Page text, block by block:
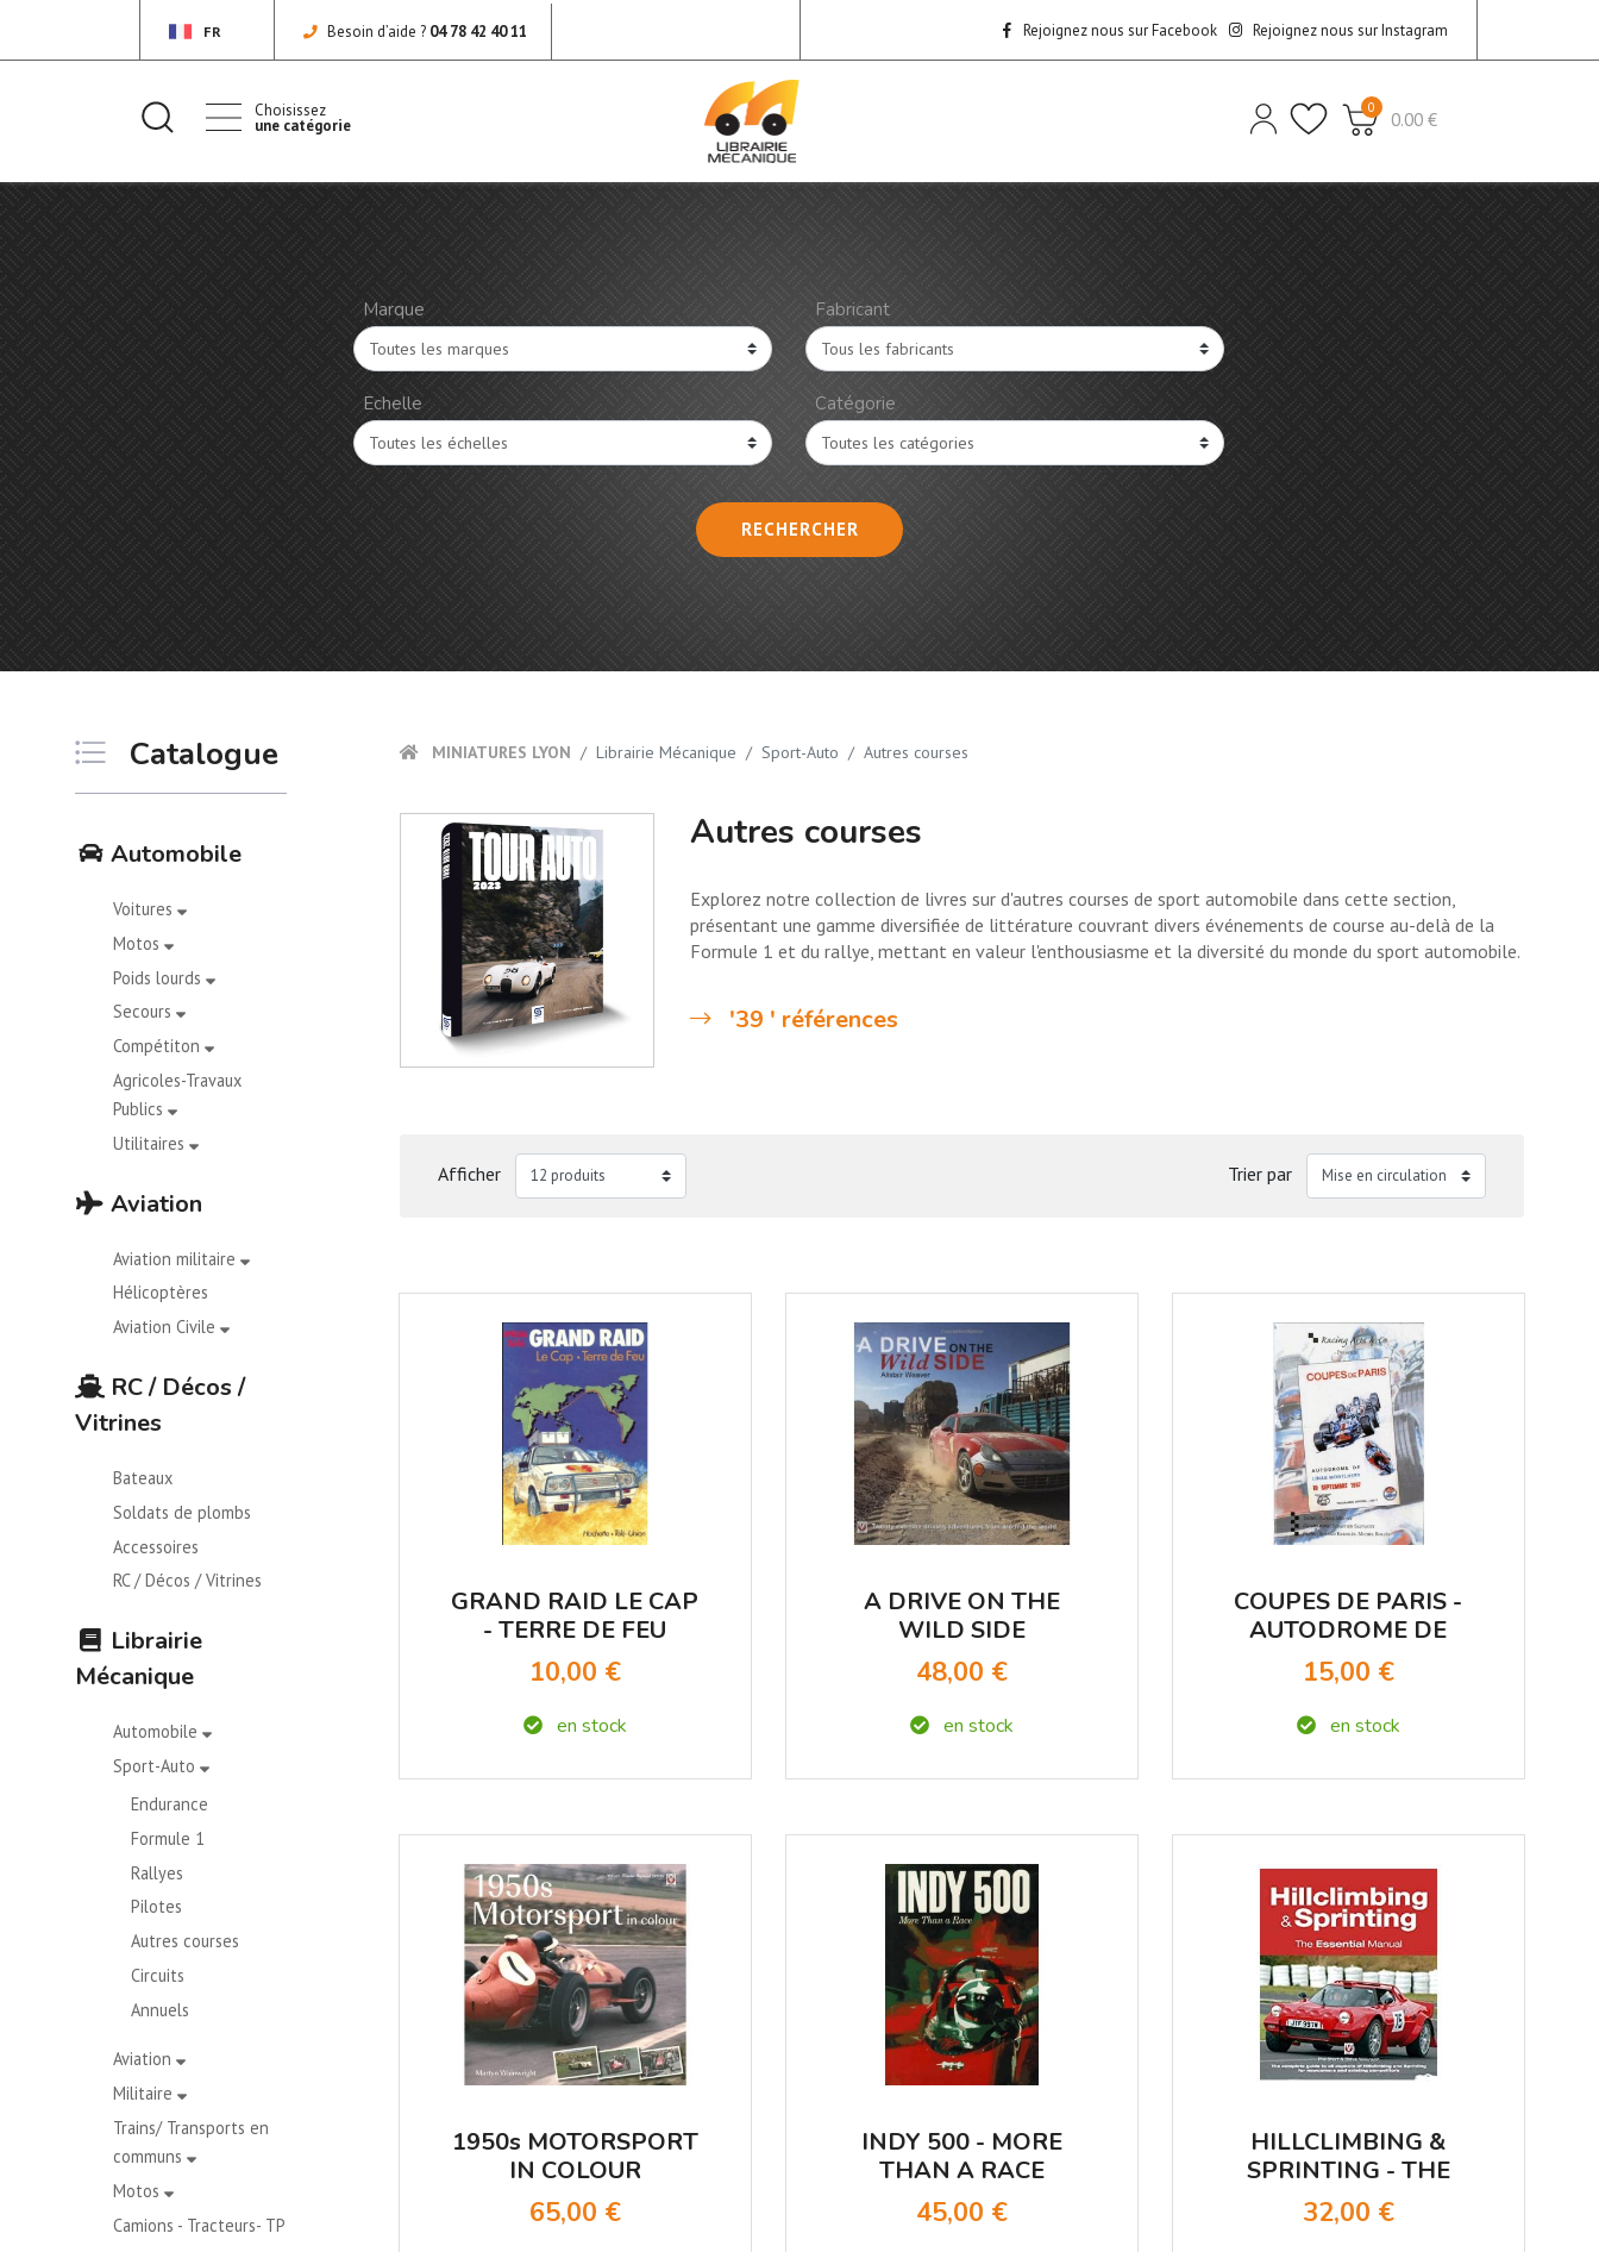
FR Besoin d’aide ? 04 78 42 40 11 Rejoignez nous sur Facebook Rejoignez nous sur Instagram
Choisissez
une catégorie
0
0.00 €
Marque
Echelle
Fabricant
Catégorie
Catalogue
Automobile
Voitures
Motos
Poids lourds
Secours
Compétiton
Agricoles-Travaux
Publics
Utilitaires
Aviation
Aviation militaire
Hélicoptères
Aviation Civile
RC / Décos /
Vitrines
Bateaux
Soldats de plombs
Accessoires
RC / Décos / Vitrines
Librairie
Mécanique
Automobile
Sport-Auto
Endurance
Formule 1
Rallyes
Pilotes
Autres courses
Circuits
Annuels
Aviation
Militaire
Trains/ Transports en
communs
Motos
Camions - Tracteurs- TP
MINIATURES LYON Librairie Mécanique Sport-Auto Autres courses
Autres courses
Explorez notre collection de livres sur d'autres courses de sport automobile dans cette section,
présentant une gamme diversifiée de littérature couvrant divers événements de course au-delà de la
Formule 1 et du rallye, mettant en valeur l'enthousiasme et la diversité du monde du sport automobile.
'39 ' références
Afficher Trier par
GRAND RAID LE CAP
- TERRE DE FEU
10,00 €
en stock
A DRIVE ON THE
WILD SIDE
48,00 €
en stock
COUPES DE PARIS -
AUTODROME DE
LINAS MONTHLERY
10 SEPTEMBRE 1967
15,00 €
en stock
1950s MOTORSPORT
IN COLOUR
65,00 €
INDY 500 - MORE
THAN A RACE
45,00 €
HILLCLIMBING &
SPRINTING - THE
ESSENTIAL MANUAL
32,00 €